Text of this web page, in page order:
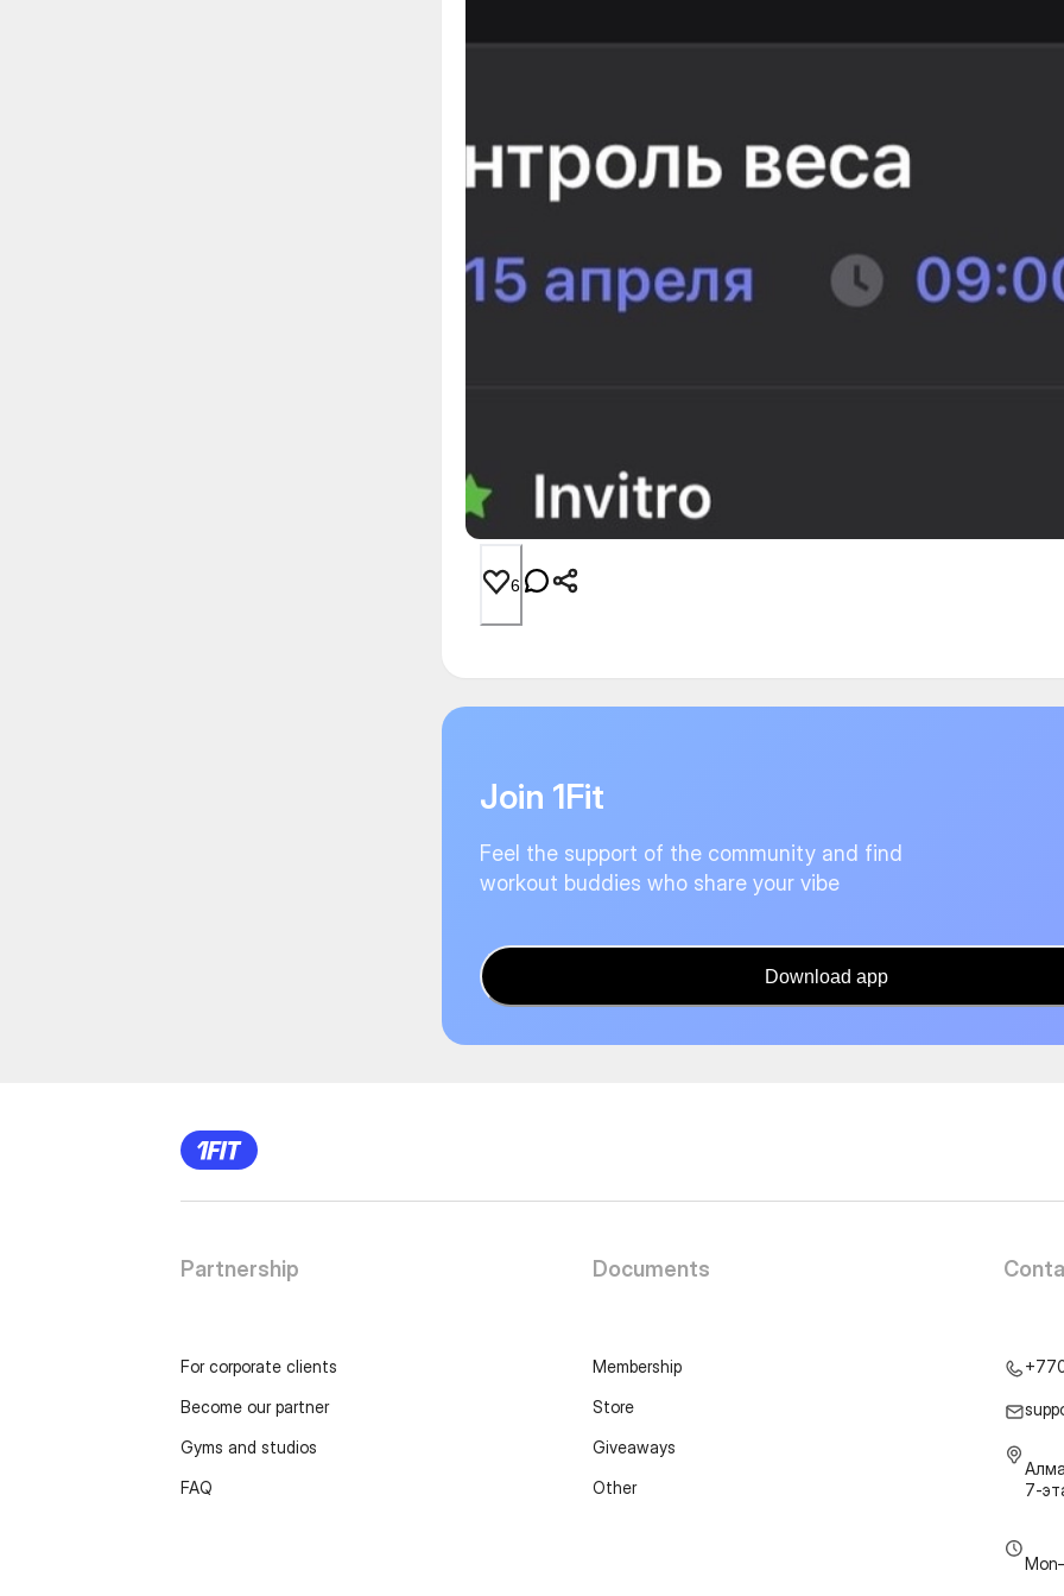
6
Join 1Fit
Feel the support of the community and find
workout buddies who share your vibe
Download app
Partnership
For corporate clients
Become our partner
Gyms and studios
FAQ
Documents
Membership
Store
Giveaways
Other
7-